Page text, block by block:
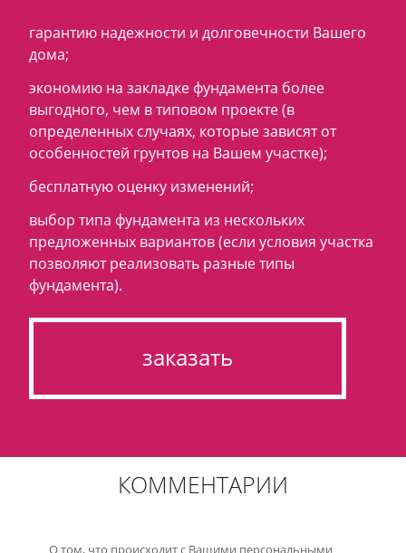
гарантию надежности и долговечности Вашего
дома;
экономию на закладке фундамента более
выгодного, чем в типовом проекте (в
определенных случаях, которые зависят от
особенностей грунтов на Вашем участке);
бесплатную оценку изменений;
выбор типа фундамента из нескольких
предложенных вариантов (если условия участка
позволяют реализовать разные типы
фундамента).
заказать
КОММЕНТАРИИ
О том, что происходит с Вашими персональными